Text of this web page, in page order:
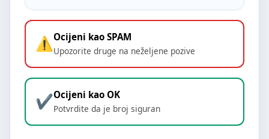
Ocijeni kao SPAM
Upozorite druge na neželjene pozive
Ocijeni kao OK
Potvrdite da je broj siguran